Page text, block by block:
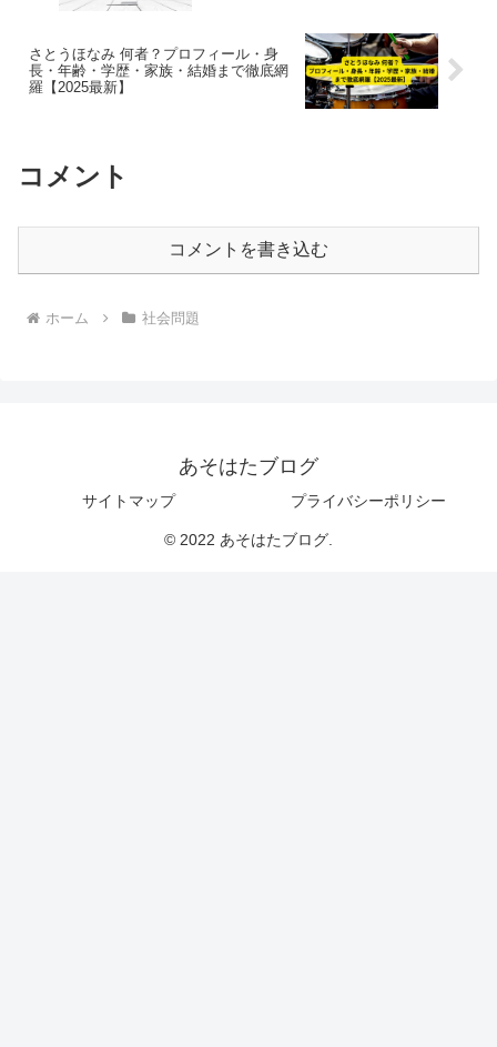
さとうほなみ 何者？プロフィール・身
長・年齢・学歴・家族・結婚まで徹底網
羅【2025最新】
コメント
コメントを書き込む
ホーム 社会問題
あそはたブログ
サイトマップ プライバシーポリシー
© 2022 あそはたブログ.